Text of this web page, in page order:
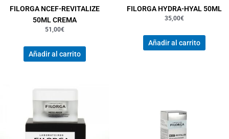
FILORGA NCEF-REVITALIZE
50ML CREMA
51,00€
Añadir al carrito
FILORGA HYDRA-HYAL 50ML
35,00€
Añadir al carrito